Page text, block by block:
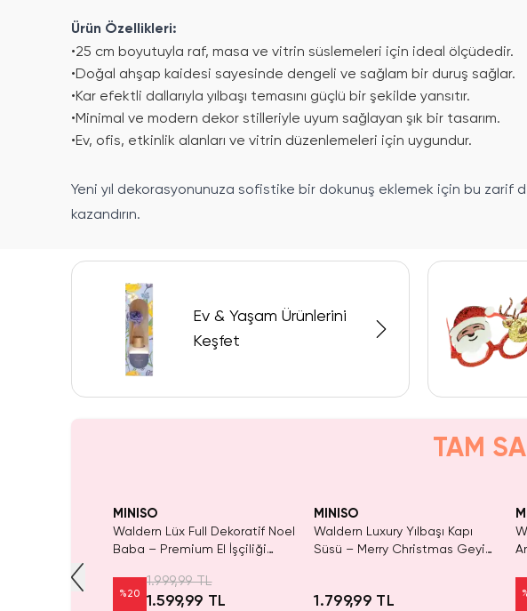
Ürün Özellikleri:
•25 cm boyutuyla raf, masa ve vitrin süslemeleri için ideal ölçüdedir.
•Doğal ahşap kaidesi sayesinde dengeli ve sağlam bir duruş sağlar.
•Kar efektli dallarıyla yılbaşı temasını güçlü bir şekilde yansıtır.
•Minimal ve modern dekor stilleriyle uyum sağlayan şık bir tasarım.
•Ev, ofis, etkinlik alanları ve vitrin düzenlemeleri için uygundur.
Yeni yıl dekorasyonunuza sofistike bir dokunuş eklemek için bu zarif
kazandırın.
Ev & Yaşam Ürünlerini
Keşfet
TAM
MINISO
Waldern Lüx Full Dekoratif Noel
Baba – Premium El İşçiliği
Dekoru
%20
1.999,99 TL
1.599,99 TL
MINISO
Waldern Luxury Yılbaşı Kapı
Süsü – Merry Christmas Geyik
1.799,99 TL